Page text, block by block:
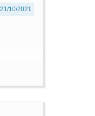
10/2021